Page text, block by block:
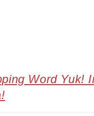
Word Yuk!